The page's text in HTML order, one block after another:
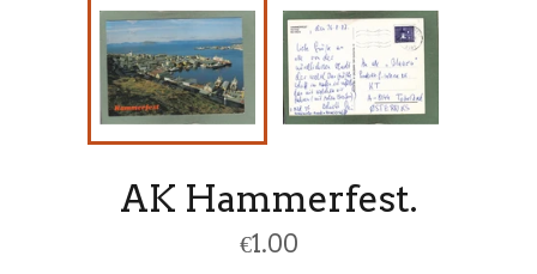
AK Hammerfest.
Normaler
Preis
€1.00